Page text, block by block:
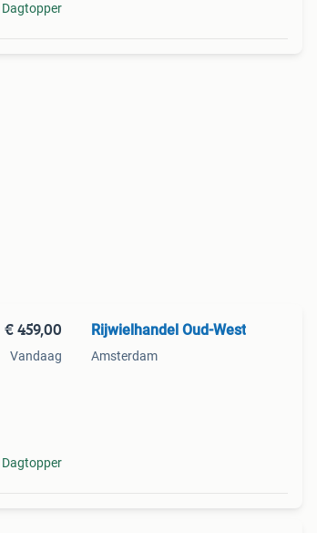
Dagtopper
€ 459,00
Vandaag
Dagtopper
Rijwielhandel Oud-West
Amsterdam